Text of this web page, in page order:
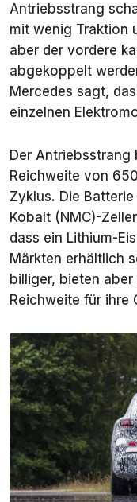
Antriebsstrang
mit wenig Traktion
aber der vordere
abgekoppelt
Mercedes sagt,
einzelnen
Der
Reichweite von
Zyklus. Die
Kobalt (NMC)-
dass ein Lithium-
Märkten erhältlich
billiger, bieten
Reichweite für ihre